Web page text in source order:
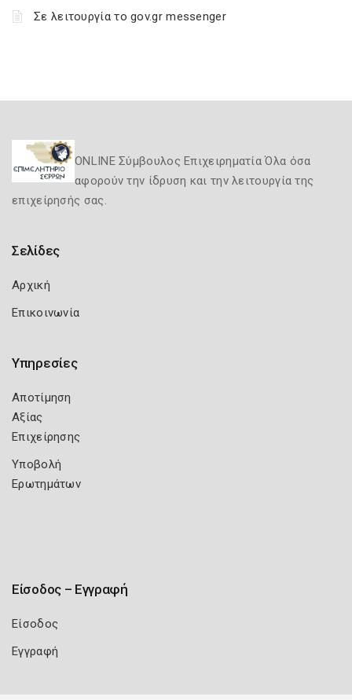
Σε λειτουργία το gov.gr messenger
ONLINE Σύμβουλος Επιχειρηματία Όλα όσα
αφορούν την ίδρυση και την λειτουργία της
επιχείρησής σας.
Σελίδες
Αρχική
Επικοινωνία
Υπηρεσίες
Αποτίμηση
Αξίας
Επιχείρησης
Υποβολή
Ερωτημάτων
Είσοδος – Εγγραφή
Είσοδος
Εγγραφή